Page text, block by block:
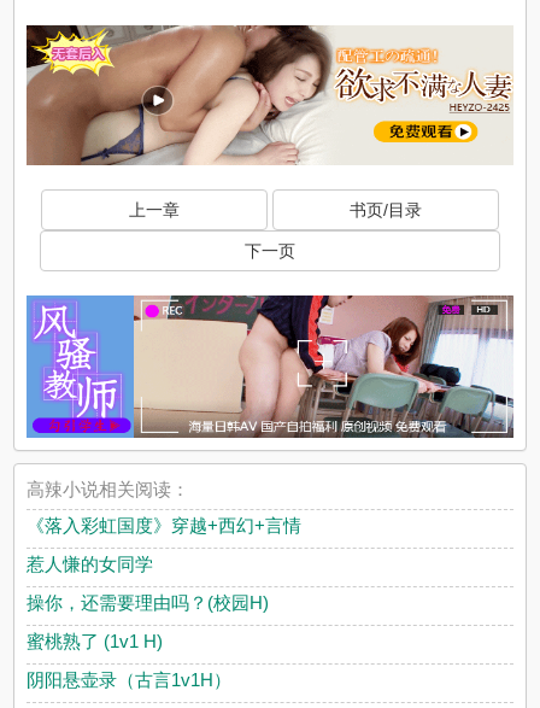
上一章 书页/目录
下一页
高辣小说相关阅读：
《落入彩虹国度》穿越+西幻+言情
惹人慊的女同学
操你，还需要理由吗？(校园H)
蜜桃熟了 (1v1 H)
阴阳悬壶录（古言1v1H）